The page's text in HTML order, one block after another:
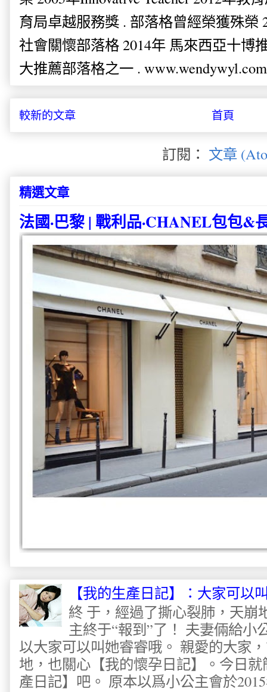
育局卓越服務獎 . 部落格曾經榮獲殊榮
社會關懷部落格 2014年 馬來西亞十博
大推薦部落格之一 . www.wendywyl.com
較新的文章 首頁
訂閱： 文章
精選文章
法國·巴黎 | 戰利品·CHANEL包包&
【我的生產日記】：大家可以
終 于，經過了撕心裂肺，天崩
主終于“報到”了！ 夫妻倆給小
以大家可以叫她睿睿哦。 親愛的大家
地，也關心【我的懷孕日記】。今日
產日記】吧。 原本以爲小公主會於